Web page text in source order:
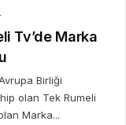
Tv’de Marka
Birliği
olan Tek Rumeli
Marka...